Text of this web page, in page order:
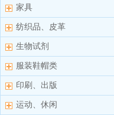
家具
纺织品、皮革
生物试剂
服装鞋帽类
印刷、出版
运动、休闲